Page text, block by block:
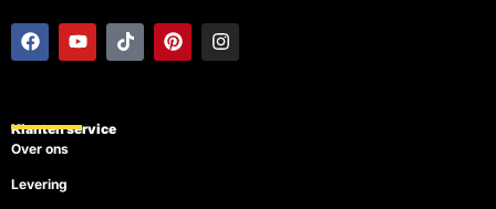
F
a
c
o
o
Y
o
u
b
T
i
k
P
i
n
I
n
s
Klanten service
Over ons
Levering